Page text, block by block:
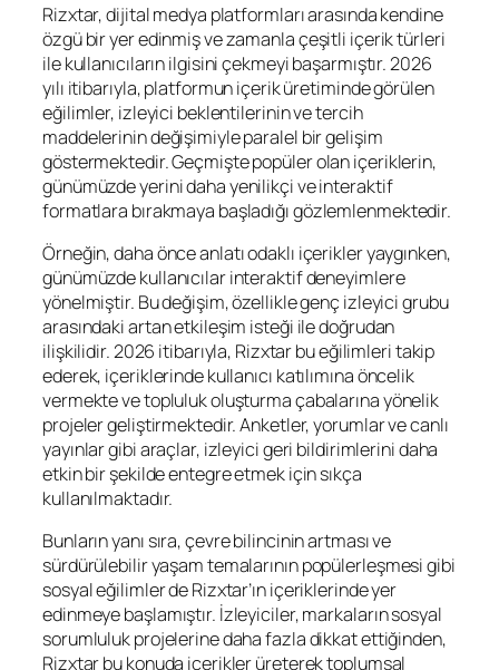
Rizxtar, dijital medya platformları arasında kendine
özgü bir yer edinmiş ve zamanla çeşitli içerik türleri
ile kullanıcıların ilgisini çekmeyi başarmıştır. 2026
yılı itibarıyla, platformun içerik üretiminde görülen
eğilimler, izleyici beklentilerinin ve tercih
maddelerinin değişimiyle paralel bir gelişim
göstermektedir. Geçmişte popüler olan içeriklerin,
günümüzde yerini daha yenilikçi ve interaktif
formatlara bırakmaya başladığı gözlemlenmektedir.
Örneğin, daha önce anlatı odaklı içerikler yaygınken,
günümüzde kullanıcılar interaktif deneyimlere
yönelmiştir. Bu değişim, özellikle genç izleyici grubu
arasındaki artan etkileşim isteği ile doğrudan
ilişkilidir. 2026 itibarıyla, Rizxtar bu eğilimleri takip
ederek, içeriklerinde kullanıcı katılımına öncelik
vermekte ve topluluk oluşturma çabalarına yönelik
projeler geliştirmektedir. Anketler, yorumlar ve canlı
yayınlar gibi araçlar, izleyici geri bildirimlerini daha
etkin bir şekilde entegre etmek için sıkça
kullanılmaktadır.
Bunların yanı sıra, çevre bilincinin artması ve
sürdürülebilir yaşam temalarının popülerleşmesi gibi
sosyal eğilimler de Rizxtar’ın içeriklerinde yer
edinmeye başlamıştır. İzleyiciler, markaların sosyal
sorumluluk projelerine daha fazla dikkat ettiğinden,
Rizxtar bu konuda içerikler üreterek toplumsal